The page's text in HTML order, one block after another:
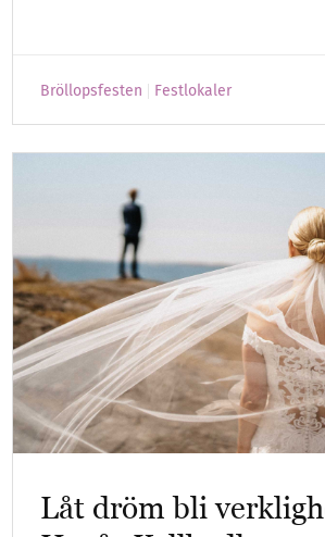
Bröllopsfesten Festlokaler
Låt dröm bli